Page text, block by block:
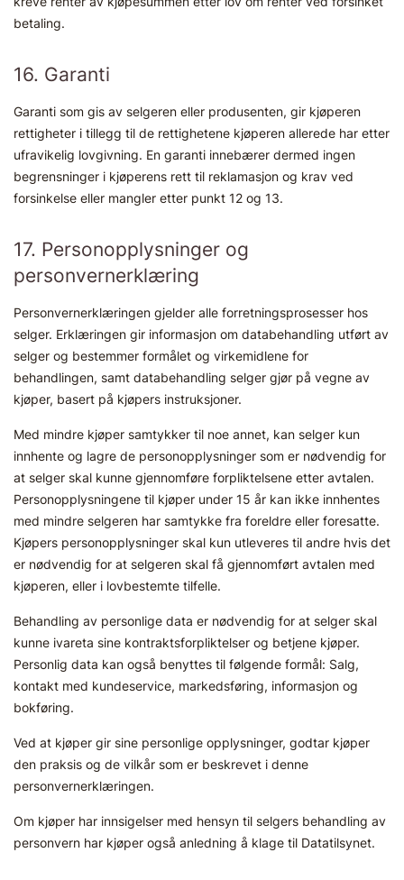
betaling.
16. Garanti
Garanti som gis av selgeren eller produsenten, gir kjøperen
rettigheter i tillegg til de rettighetene kjøperen allerede har etter
ufravikelig lovgivning. En garanti innebærer dermed ingen
begrensninger i kjøperens rett til reklamasjon og krav ved
forsinkelse eller mangler etter punkt 12 og 13.
17. Personopplysninger og
personvernerklæring
Personvernerklæringen gjelder alle forretningsprosesser hos
selger. Erklæringen gir informasjon om databehandling utført av
selger og bestemmer formålet og virkemidlene for
behandlingen, samt databehandling selger gjør på vegne av
kjøper, basert på kjøpers instruksjoner.
Med mindre kjøper samtykker til noe annet, kan selger kun
innhente og lagre de personopplysninger som er nødvendig for
at selger skal kunne gjennomføre forpliktelsene etter avtalen.
Personopplysningene til kjøper under 15 år kan ikke innhentes
med mindre selgeren har samtykke fra foreldre eller foresatte.
Kjøpers personopplysninger skal kun utleveres til andre hvis det
er nødvendig for at selgeren skal få gjennomført avtalen med
kjøperen, eller i lovbestemte tilfelle.
Behandling av personlige data er nødvendig for at selger skal
kunne ivareta sine kontraktsforpliktelser og betjene kjøper.
Personlig data kan også benyttes til følgende formål: Salg,
kontakt med kundeservice, markedsføring, informasjon og
bokføring.
Ved at kjøper gir sine personlige opplysninger, godtar kjøper
den praksis og de vilkår som er beskrevet i denne
personvernerklæringen.
Om kjøper har innsigelser med hensyn til selgers behandling av
personvern har kjøper også anledning å klage til Datatilsynet.